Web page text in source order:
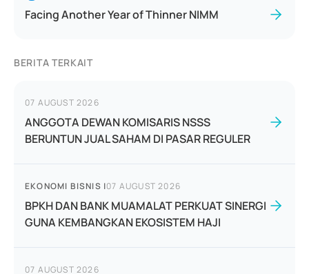
Facing Another Year of Thinner NIMM
BERITA TERKAIT
07 AUGUST 2026
ANGGOTA DEWAN KOMISARIS NSSS
BERUNTUN JUAL SAHAM DI PASAR REGULER
EKONOMI BISNIS |07 AUGUST 2026
BPKH DAN BANK MUAMALAT PERKUAT SINERGI
GUNA KEMBANGKAN EKOSISTEM HAJI
07 AUGUST 2026